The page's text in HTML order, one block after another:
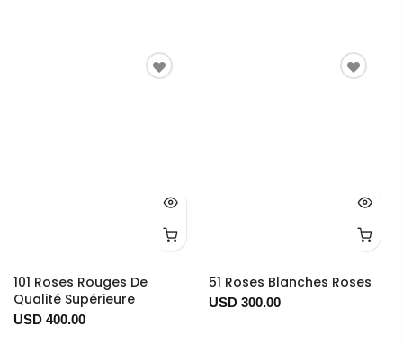
101 Roses Rouges De
Qualité Supérieure
USD 400.00
51 Roses Blanches Roses
USD 300.00